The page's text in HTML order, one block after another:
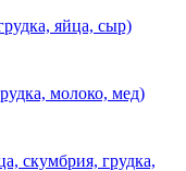
яйца, сыр)
молоко, мед)
скумбрия, грудка,